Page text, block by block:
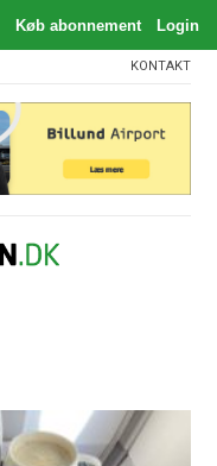
KONTAKT